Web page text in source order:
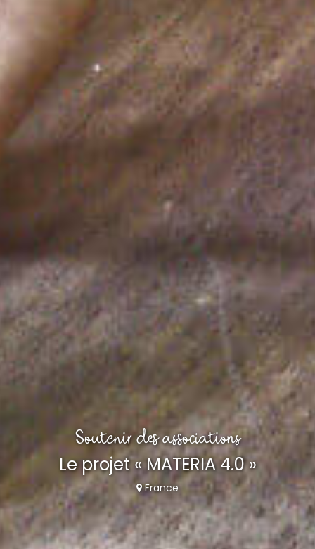
Soutenir des associations
Le projet « MATERIA 4.0 »
France